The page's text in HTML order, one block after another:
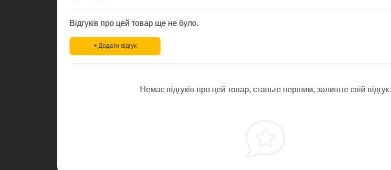
Відгуків про цей товар ще не було.
+ Додати відгук
Немає відгуків про цей товар, станьте першим, залиште свій відгук.